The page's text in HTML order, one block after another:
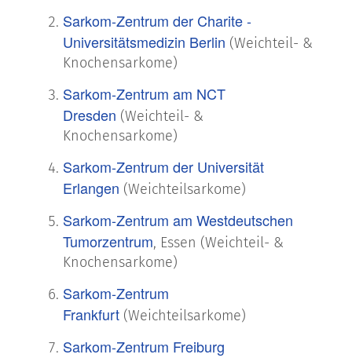
Sarkom-Zentrum der Charite -
Universitätsmedizin Berlin (Weichteil- &
Knochensarkome)
Sarkom-Zentrum am NCT
Dresden (Weichteil- &
Knochensarkome)
Sarkom-Zentrum der Universität
Erlangen (Weichteilsarkome)
Sarkom-Zentrum am Westdeutschen
Tumorzentrum, Essen (Weichteil- &
Knochensarkome)
Sarkom-Zentrum
Frankfurt (Weichteilsarkome)
Sarkom-Zentrum Freiburg